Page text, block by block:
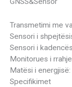
Transmetimi me
Sensori i
Sensori i
Monitorues i
Matësi i energjisë:
Specifikimet